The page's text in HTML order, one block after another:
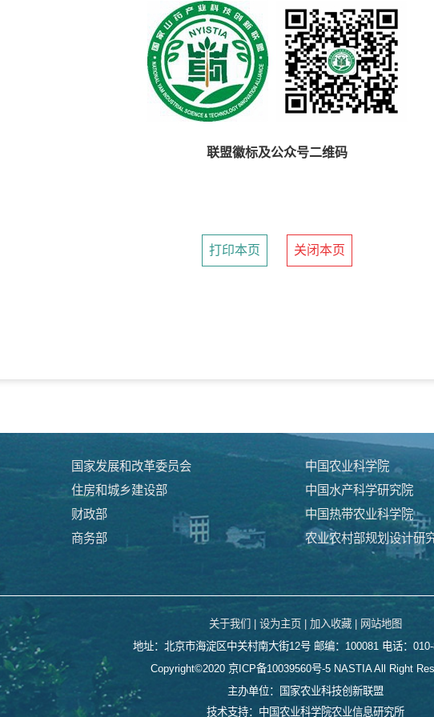
联盟徽标及公众号二维码
打印本页 关闭本页
国家发展和改革委员会
住房和城乡建设部
财政部
商务部
中国农业科学院
中国水产科学研究院
中国热带农业科学院
农业农村部规划设计研
关于我们 | 设为主页 | 加入收藏 | 网站地图
地址：北京市海淀区中关村南大街12号 邮编：100081 电话：
Copyright©2020 京ICP备10039560号-5NASTIA All Right
主办单位：国家农业科技创新联盟
技术支持：中国农业科学院农业信息研究所